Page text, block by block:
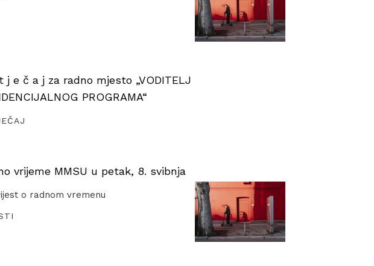
j e č a j za radno mjesto „VODITELJ
PROGRAMA“
vrijeme MMSU u petak, 8. svibnja
o radnom vremenu